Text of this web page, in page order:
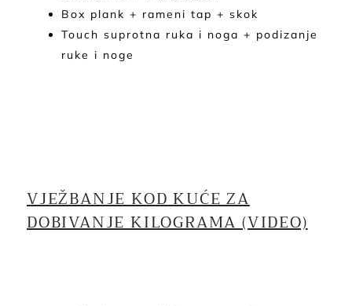
Box plank + rameni tap + skok
Touch suprotna ruka i noga + podizanje
ruke i noge
VJEŽBANJE KOD KUĆE ZA
DOBIVANJE KILOGRAMA (VIDEO)